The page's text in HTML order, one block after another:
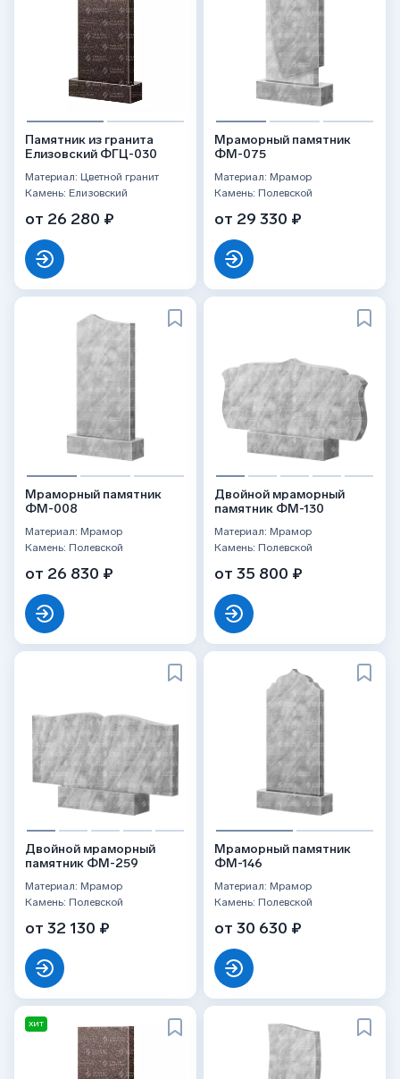
Памятник из гранита
Елизовский ФГЦ-030
Материал: Цветной гранит
Камень: Елизовский
от 26 280 ₽
Мраморный памятник
ФМ-075
Материал: Мрамор
Камень: Полевской
от 29 330 ₽
Мраморный памятник
ФМ-008
Материал: Мрамор
Камень: Полевской
от 26 830 ₽
Двойной мраморный
памятник ФМ-130
Материал: Мрамор
Камень: Полевской
от 35 800 ₽
Двойной мраморный
памятник ФМ-259
Материал: Мрамор
Камень: Полевской
от 32 130 ₽
Мраморный памятник
ФМ-146
Материал: Мрамор
Камень: Полевской
от 30 630 ₽
ХИТ